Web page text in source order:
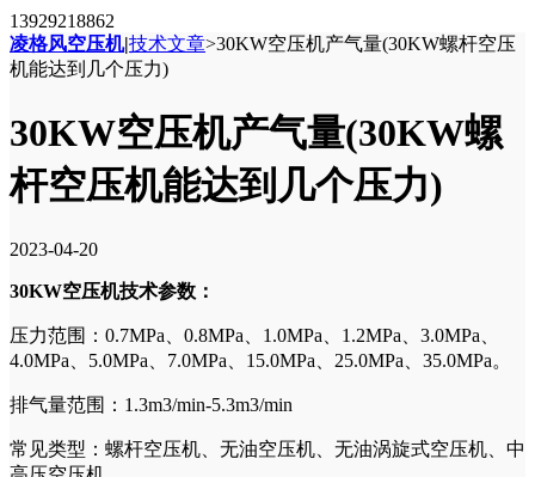
13929218862
凌格风空压机|技术文章>30KW空压机产气量(30KW螺杆空压
机能达到几个压力)
30KW空压机产气量(30KW螺
杆空压机能达到几个压力)
2023-04-20
30KW空压机技术参数：
压力范围：0.7MPa、0.8MPa、1.0MPa、1.2MPa、3.0MPa、
4.0MPa、5.0MPa、7.0MPa、15.0MPa、25.0MPa、35.0MPa。
排气量范围：1.3m3/min-5.3m3/min
常见类型：螺杆空压机、无油空压机、无油涡旋式空压机、中